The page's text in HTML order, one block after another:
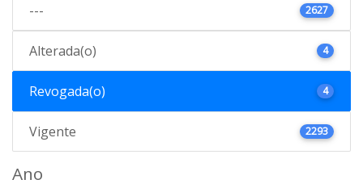
--- 2627
Alterada(o) 4
Revogada(o) 4
Vigente 2293
Ano